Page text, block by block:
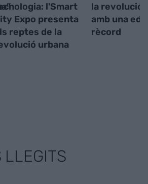
l'Smart
Expo presenta
reptes de la
urbana
la revolució
amb una
rècord
LLEGITS